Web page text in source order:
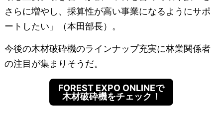
さらに増やし、採算性が高い事業になるようにサポ
ートしたい」（本田部長）。
今後の木材破砕機のラインナップ充実に林業関係者
の注目が集まりそうだ。
FOREST EXPO ONLINEで
木材破砕機をチェック！